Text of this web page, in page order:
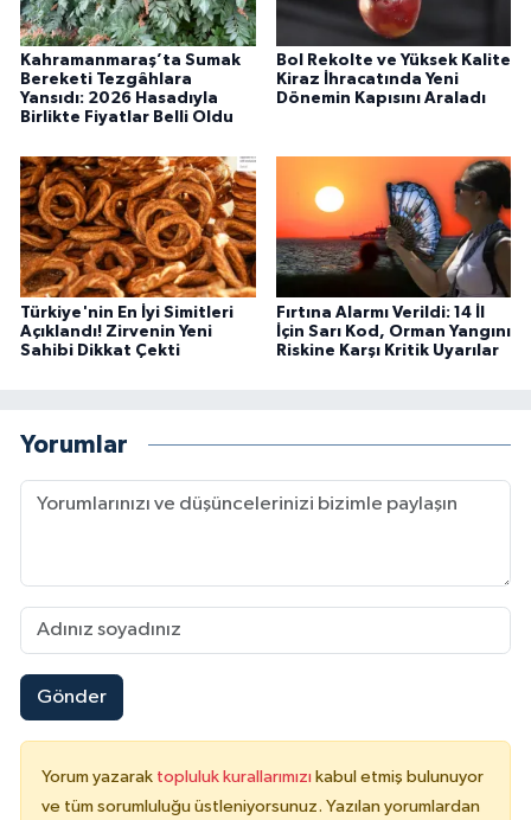
Kahramanmaraş’ta Sumak
Bereketi Tezgâhlara
Yansıdı: 2026 Hasadıyla
Birlikte Fiyatlar Belli Oldu
Bol Rekolte ve Yüksek Kalite
Kiraz İhracatında Yeni
Dönemin Kapısını Araladı
Türkiye'nin En İyi Simitleri
Açıklandı! Zirvenin Yeni
Sahibi Dikkat Çekti
Fırtına Alarmı Verildi: 14 İl
İçin Sarı Kod, Orman Yangını
Riskine Karşı Kritik Uyarılar
Yorumlar
Gönder
Yorum yazarak topluluk kurallarımızı kabul etmiş bulunuyor
ve tüm sorumluluğu üstleniyorsunuz. Yazılan yorumlardan